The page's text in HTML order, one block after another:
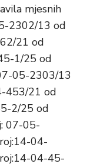
mjesnih
2302/13 od
21 od
1/25 od
05-2303/13
453/21 od
2/25 od
07-05-
04-
04-45-